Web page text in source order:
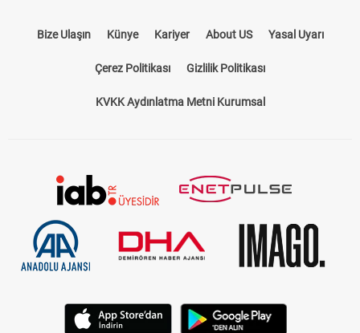
Bize Ulaşın Künye Kariyer About US Yasal Uyarı
Çerez Politikası Gizlilik Politikası
KVKK Aydınlatma Metni Kurumsal